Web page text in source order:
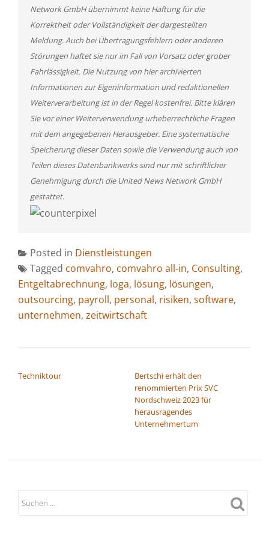
Network GmbH übernimmt keine Haftung für die
Korrektheit oder Vollständigkeit der dargestellten
Meldung. Auch bei Übertragungsfehlern oder anderen
Störungen haftet sie nur im Fall von Vorsatz oder grober
Fahrlässigkeit. Die Nutzung von hier archivierten
Informationen zur Eigeninformation und redaktionellen
Weiterverarbeitung ist in der Regel kostenfrei. Bitte klären
Sie vor einer Weiterverwendung urheberrechtliche Fragen
mit dem angegebenen Herausgeber. Eine systematische
Speicherung dieser Daten sowie die Verwendung auch von
Teilen dieses Datenbankwerks sind nur mit schriftlicher
Genehmigung durch die United News Network GmbH
gestattet.
Posted in Dienstleistungen
Tagged comvahro, comvahro all-in, Consulting,
Entgeltabrechnung, loga, lösung, lösungen,
outsourcing, payroll, personal, risiken, software,
unternehmen, zeitwirtschaft
Techniktour
Bertschi erhält den
renommierten Prix SVC
Nordschweiz 2023 für
herausragendes
Unternehmertum